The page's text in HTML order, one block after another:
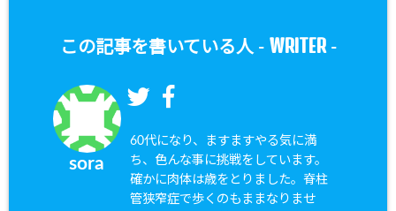
この記事を書いている人 - WRITER-
sora
60代になり、ますますやる気に満
ち、色んな事に挑戦をしています。
確かに肉体は歳をとりました。脊柱
管狭窄症で歩くのもままなりませ